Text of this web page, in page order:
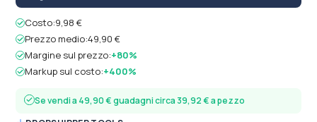
Costo:9,98 €
Prezzo medio:49,90 €
Margine sul prezzo:+80%
Markup sul costo:+400%
Se vendi a 49,90 € guadagni circa 39,92 € a pezzo